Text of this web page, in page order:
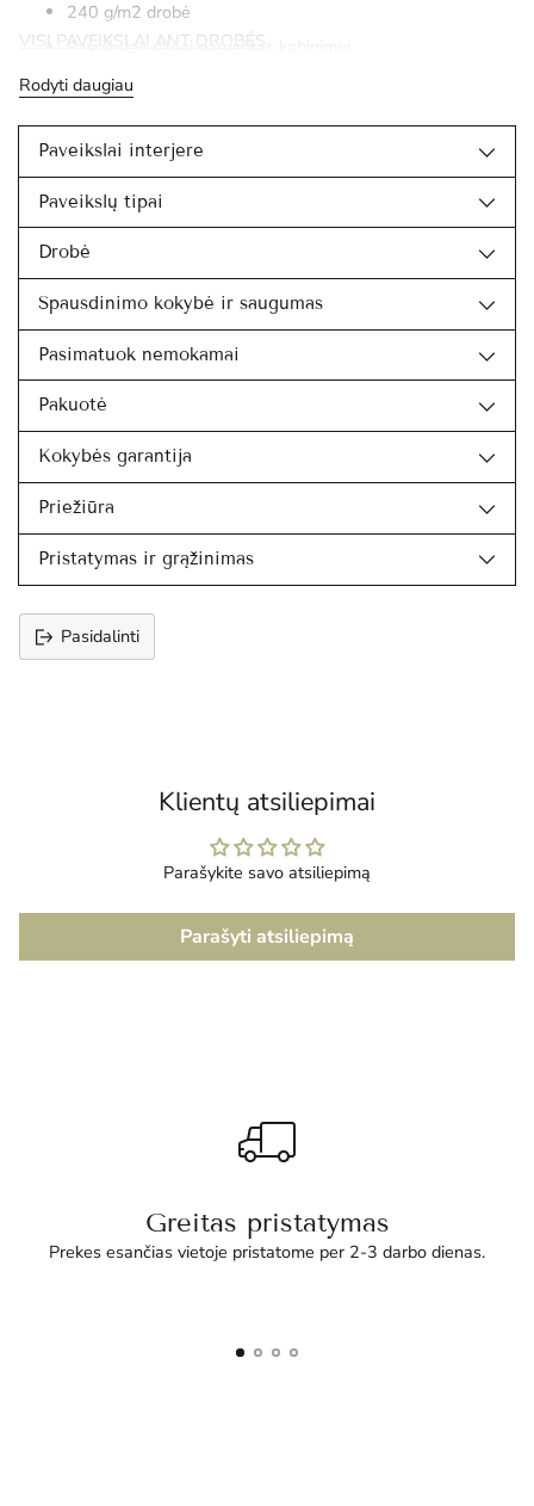
240 g/m2 drobė
Paveikslas pilnai paruoštas kabinimui
VISI PAVEIKSLAI ANT DROBĖS
Rodyti daugiau
Paveikslai interjere
Paveikslų tipai
Drobė
Spausdinimo kokybė ir saugumas
Pasimatuok nemokamai
Pakuotė
Kokybės garantija
Priežiūra
Pristatymas ir grąžinimas
Pasidalinti
Klientų atsiliepimai
Parašykite savo atsiliepimą
Parašyti atsiliepimą
Greitas pristatymas
Prekes esančias vietoje pristatome per 2-3 darbo dienas.